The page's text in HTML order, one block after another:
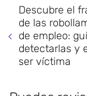
Descubre el
de las
de empleo:
detectarlas y
ser víctima